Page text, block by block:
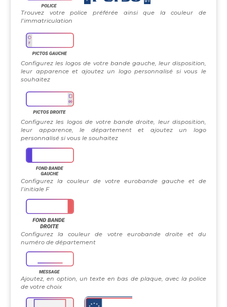
Trouvez votre police préférée ainsi que la couleur de
l’immatriculation
Configurez les logos de votre bande gauche, leur disposition,
leur apparence et ajoutez un logo personnalisé si vous le
souhaitez
Configurez les logos de votre bande droite, leur disposition,
leur apparence, le département et ajoutez un logo
personnalisé si vous le souhaitez
Configurez la couleur de votre eurobande gauche et de
l’initiale F
Configurez la couleur de votre eurobande droite et du
numéro de département
Ajoutez, en option, un texte en bas de plaque, avec la police
de votre choix